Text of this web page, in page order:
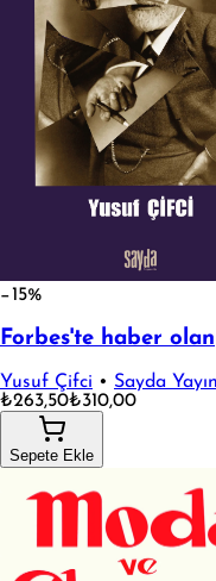
−15%
Forbes'te haber olan
Yusuf Çifci • Sayda
₺263,50₺310,00
Sepete Ekle